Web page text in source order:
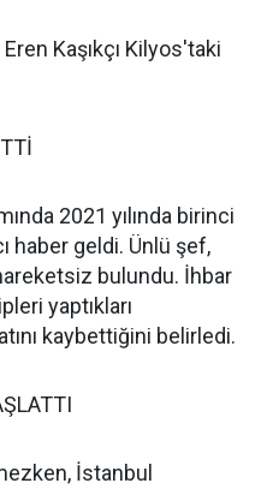
Kaşıkçı Kilyos'taki
2021 yılında birinci
haber geldi. Ünlü şef,
bulundu. İhbar
yaptıkları
kaybettiğini belirledi.
İstanbul